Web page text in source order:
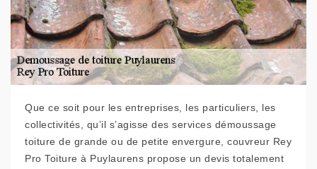
Que ce soit pour les entreprises, les particuliers, les
collectivités, qu’il s’agisse des services démoussage
toiture de grande ou de petite envergure, couvreur Rey
Pro Toiture à Puylaurens propose un devis totalement